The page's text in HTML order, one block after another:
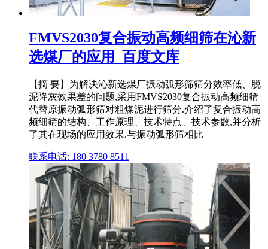
FMVS2030复合振动高频细筛在沁新
选煤厂的应用_百度文库
【摘 要】为解决沁新选煤厂振动弧形筛筛分效率低、脱
泥降灰效果差的问题,采用FMVS2030复合振动高频细筛
代替原振动弧形筛对粗煤泥进行筛分.介绍了复合振动高
频细筛的结构、工作原理、技术特点、技术参数,并分析
了其在现场的应用效果.与振动弧形筛相比
联系电话: 180 3780 8511